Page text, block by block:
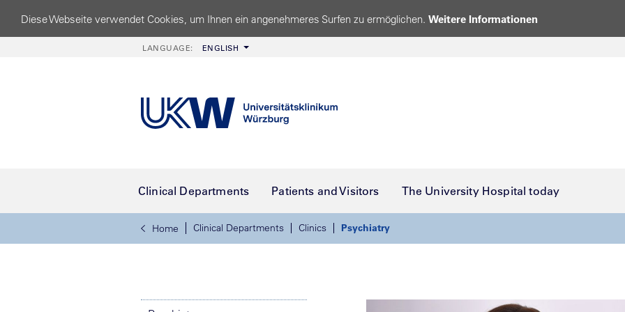
Diese Webseite verwendet Cookies, um Ihnen ein angenehmeres Surfen zu ermöglichen. Weitere Informationen
LANGUAGE: ENGLISH
Clinical Departments Patients and Visitors The University Hospital today
Home Clinical Departments Clinics Psychiatry